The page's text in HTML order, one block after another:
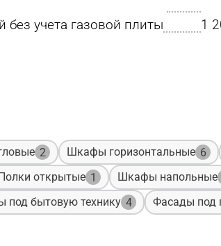
учета газовой плиты 1
2 Шкафы горизонтальные 6
открытые 1 Шкафы напольные
под бытовую технику 4 Фасады под